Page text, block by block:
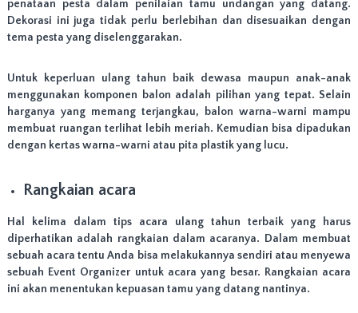
e
l
y
n
n
g
a
n
W
i
l
a
penataan pesta dalam penilaian tamu undangan yang datang.
Dekorasi ini juga tidak perlu berlebihan dan disesuaikan dengan
tema pesta yang diselenggarakan.
Untuk keperluan ulang tahun baik dewasa maupun anak-anak
menggunakan komponen balon adalah pilihan yang tepat. Selain
harganya yang memang terjangkau, balon warna-warni mampu
membuat ruangan terlihat lebih meriah. Kemudian bisa dipadukan
dengan kertas warna-warni atau pita plastik yang lucu.
Rangkaian acara
Hal kelima dalam tips acara ulang tahun terbaik yang harus
diperhatikan adalah rangkaian dalam acaranya. Dalam membuat
sebuah acara tentu Anda bisa melakukannya sendiri atau menyewa
sebuah Event Organizer untuk acara yang besar. Rangkaian acara
ini akan menentukan kepuasan tamu yang datang nantinya.